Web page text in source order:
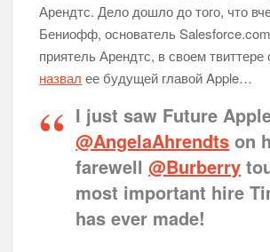
Арендтс. Дело дошло до того, что
Бениофф, основатель
приятель Арендтс, в своем твиттере
назвал ее будущей главой Apple…
I just saw Future
@AngelaAhrendts on
farewell@Burberry
most important hire
has ever made!